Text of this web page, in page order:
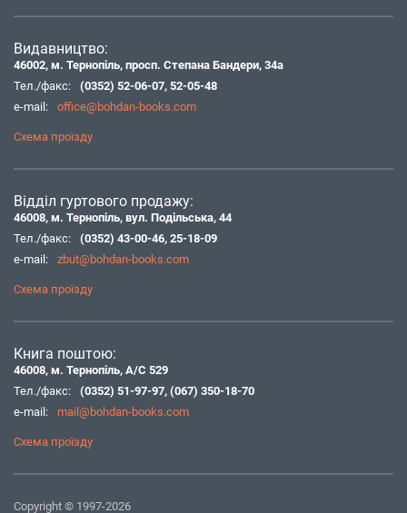
Видавництво:
46002, м. Тернопіль, просп. Степана Бандери, 34а
Тел./факс:
(0352) 52-06-07, 52-05-48
e-mail:
office@bohdan-books.com
Схема проїзду
Відділ гуртового продажу:
46008, м. Тернопіль, вул. Подільська, 44
Тел./факс:
(0352) 43-00-46, 25-18-09
e-mail:
zbut@bohdan-books.com
Схема проїзду
Книга поштою:
46008, м. Тернопіль, А/С 529
Тел./факс:
(0352) 51-97-97, (067) 350-18-70
e-mail:
mail@bohdan-books.com
Схема проїзду
Copyright © 1997-2026